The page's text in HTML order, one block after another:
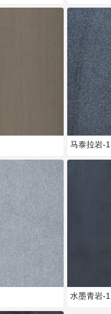
马泰拉岩-1
水墨青岩-1